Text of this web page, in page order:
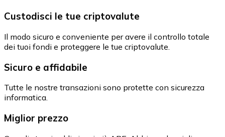
Custodisci le tue criptovalute
Il modo sicuro e conveniente per avere il controllo totale
dei tuoi fondi e proteggere le tue criptovalute.
Sicuro e affidabile
Tutte le nostre transazioni sono protette con sicurezza
informatica.
Miglior prezzo